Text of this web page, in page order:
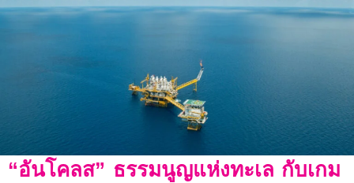
“อันโคลส” ธรรมนูญแห่งทะเล กับเกม